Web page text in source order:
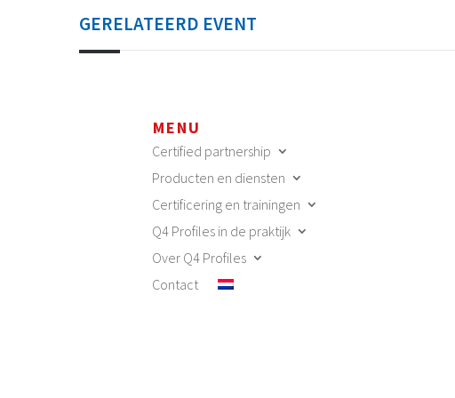
GERELATEERD EVENT
MENU
Certified partnership
Producten en diensten
Certificering en trainingen
Q4 Profiles in de praktijk
Over Q4 Profiles
Contact